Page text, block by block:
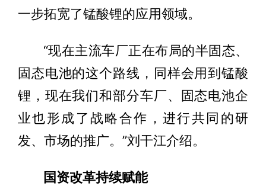
一步拓宽了锰酸锂的应用领域。
“现在主流车厂正在布局的半固态、
固态电池的这个路线，同样会用到锰酸
锂，现在我们和部分车厂、固态电池企
业也形成了战略合作，进行共同的研
发、市场的推广。”刘干江介绍。
国资改革持续赋能